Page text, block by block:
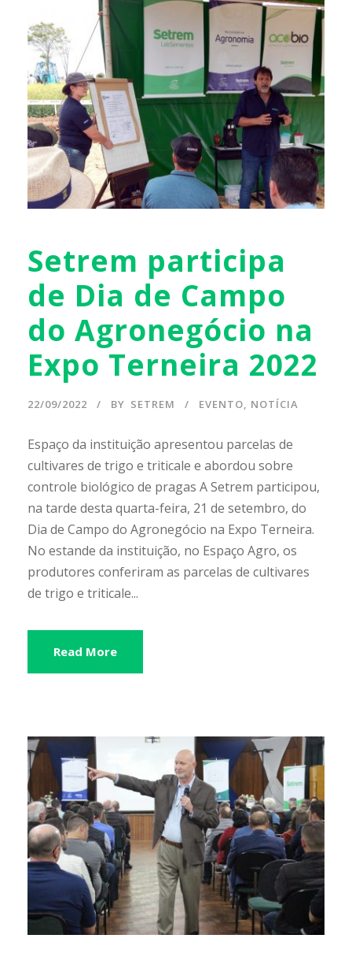
Setrem participa
de Dia de Campo
do Agronegócio na
Expo Terneira 2022
22/09/2022 BY SETREM EVENTO, NOTÍCIA
Espaço da instituição apresentou parcelas de
cultivares de trigo e triticale e abordou sobre
controle biológico de pragas A Setrem participou,
na tarde desta quarta-feira, 21 de setembro, do
Dia de Campo do Agronegócio na Expo Terneira.
No estande da instituição, no Espaço Agro, os
produtores conferiram as parcelas de cultivares
de trigo e triticale...
Read More